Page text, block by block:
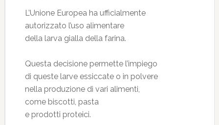
L’Unione Europea ha ufficialmente
autorizzato l’uso alimentare
della larva gialla della farina.
Questa decisione permette l’impiego
di queste larve essiccate o in polvere
nella produzione di vari alimenti,
come biscotti, pasta
e prodotti proteici.